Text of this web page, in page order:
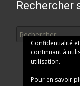
Rechercher
Confidentialité
continuant à
utilisation.
Pour en savoir